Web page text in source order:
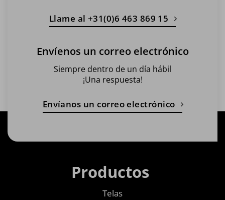
Llame al +31(0)6 463 869 15
Envíenos un correo electrónico
Siempre dentro de un día hábil
¡Una respuesta!
Envíanos un correo electrónico
Productos
Telas